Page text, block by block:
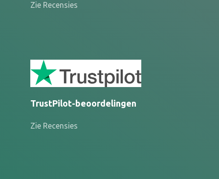
Zie Recensies
TrustPilot-beoordelingen
Zie Recensies